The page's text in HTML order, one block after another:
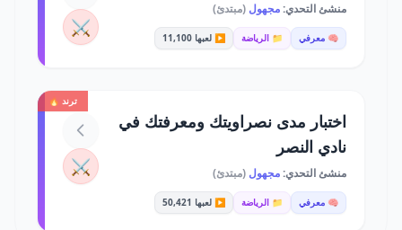
منشئ التحدي:مجهول (مبتدئ)
🧠 معرفي 📁 الرياضة ▶️ لعبها 11,100 ⚔️
ترند 🔥
اختبار مدى نصراويتك ومعرفتك في
نادي النصر
منشئ التحدي:مجهول (مبتدئ)
🧠 معرفي 📁 الرياضة ▶️ لعبها 50,421
⚔️